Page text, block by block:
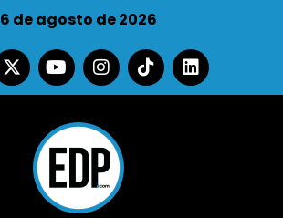
6 de agosto de 2026